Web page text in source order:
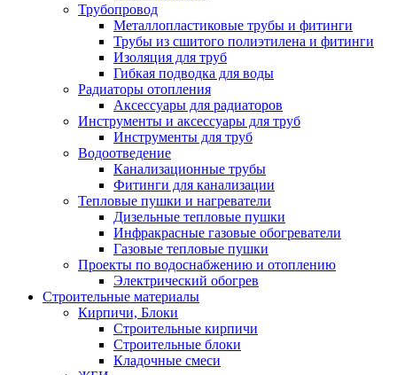
Трубопровод
Металлопластиковые трубы и фитинги
Трубы из сшитого полиэтилена и фитинги
Изоляция для труб
Гибкая подводка для воды
Радиаторы отопления
Аксессуары для радиаторов
Инструменты и аксессуары для труб
Инструменты для труб
Водоотведение
Канализационные трубы
Фитинги для канализации
Тепловые пушки и нагреватели
Дизельные тепловые пушки
Инфракрасные газовые обогреватели
Газовые тепловые пушки
Проекты по водоснабжению и отоплению
Электрический обогрев
Строительные материалы
Кирпичи, Блоки
Строительные кирпичи
Строительные блоки
Кладочные смеси